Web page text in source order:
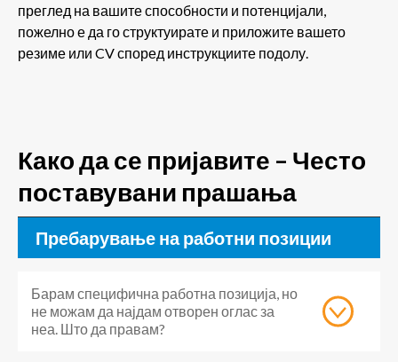
преглед на вашите способности и потенцијали,
пожелно е да го структуирате и приложите вашето
резиме или CV според инструкциите подолу.
Како да се пријавите – Често
поставувани прашања
Пребарување на работни позиции
Барам специфична работна позиција, но
не можам да најдам отворен оглас за
неа. Што да правам?